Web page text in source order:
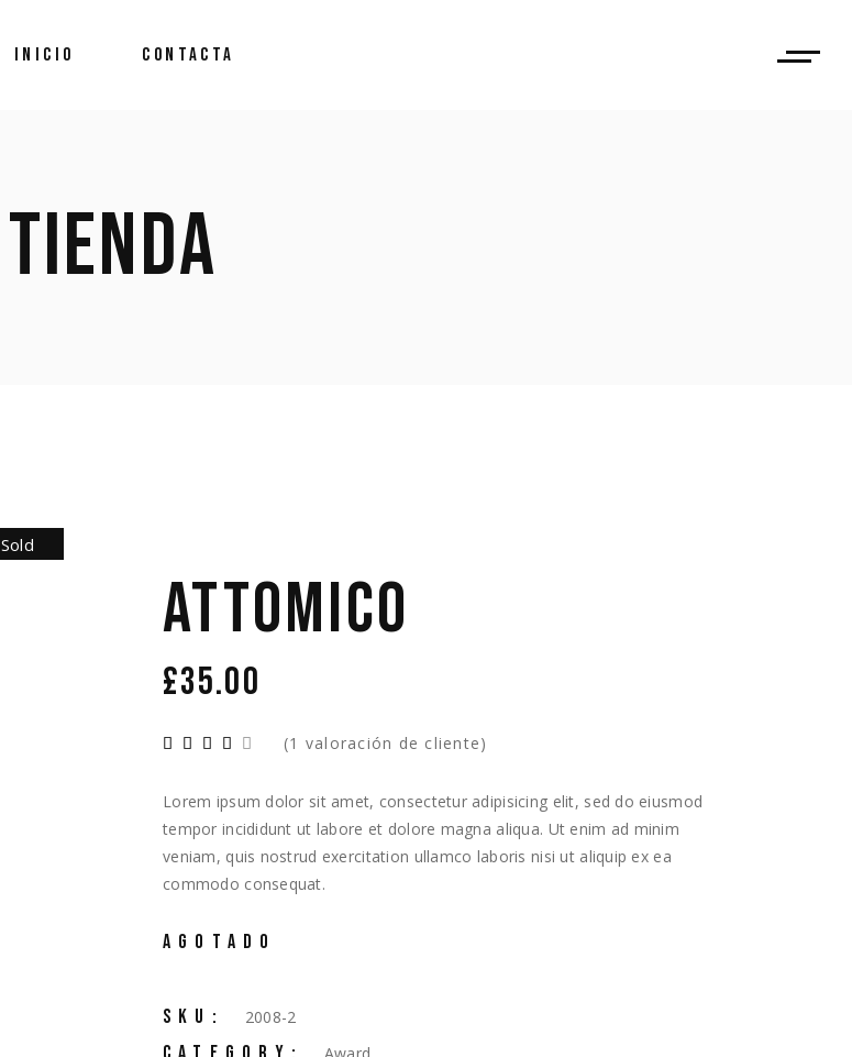
INICIO CONTACTA
TIENDA
Sold
ATTOMICO
£35.00
(1 valoración de cliente)
Lorem ipsum dolor sit amet, consectetur adipisicing elit, sed do eiusmod
tempor incididunt ut labore et dolore magna aliqua. Ut enim ad minim
veniam, quis nostrud exercitation ullamco laboris nisi ut aliquip ex ea
commodo consequat.
AGOTADO
SKU: 2008-2